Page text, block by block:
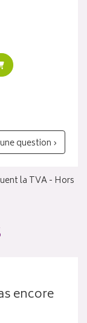
question ›
la TVA - Hors
encore